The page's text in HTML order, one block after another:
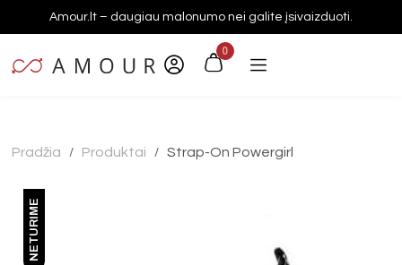
Amour.lt – daugiau malonumo nei galite įsivaizduoti.
0
Pradžia / Produktai / Strap-On Powergirl
NETURIME